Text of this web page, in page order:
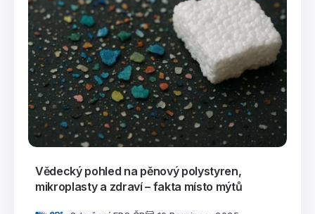
Vědecký pohled na pěnový polystyren,
mikroplasty a zdraví – fakta místo mýtů